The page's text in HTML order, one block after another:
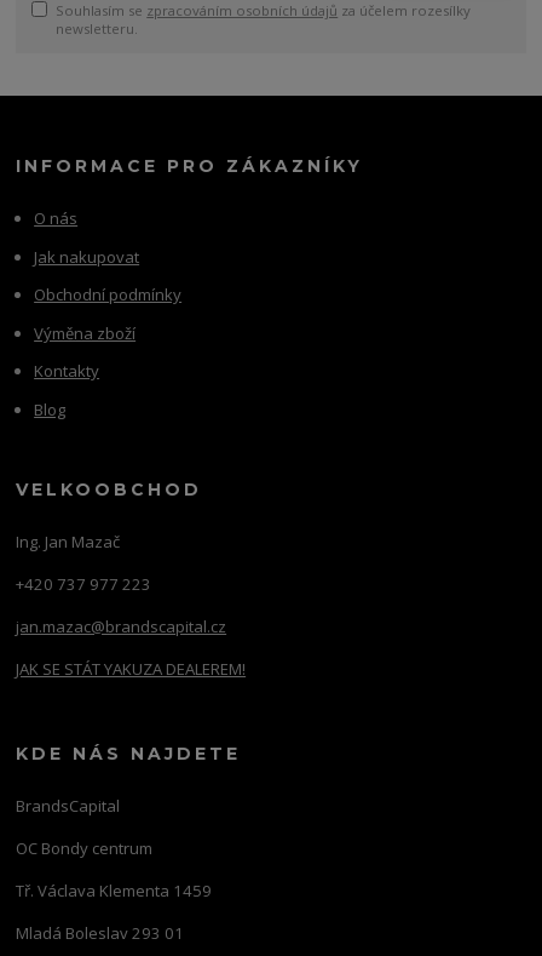
Souhlasím se zpracováním osobních údajů za účelem rozesílky
newsletteru.
INFORMACE PRO ZÁKAZNÍKY
O nás
Jak nakupovat
Obchodní podmínky
Výměna zboží
Kontakty
Blog
VELKOOBCHOD
Ing. Jan Mazač
+420 737 977 223
jan.mazac@brandscapital.cz
JAK SE STÁT YAKUZA DEALEREM!
KDE NÁS NAJDETE
BrandsCapital
OC Bondy centrum
Tř. Václava Klementa 1459
Mladá Boleslav 293 01